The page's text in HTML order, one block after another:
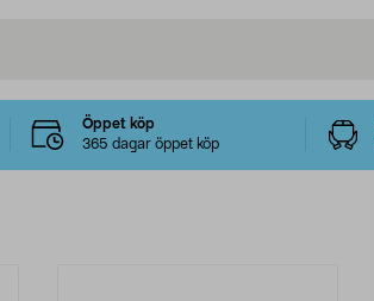
Öppet köp
365 dagar öppet köp